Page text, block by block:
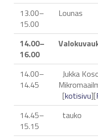
13.00–
15.00
Lounas
14.00–
16.00
14.00–
14.45
Jukka
[kotisivu][
14.45–
15.15
tauko